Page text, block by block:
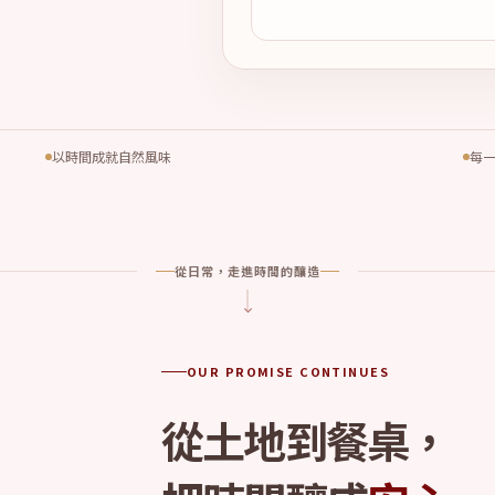
以時間成就自然風味 每
從日常，走進時間的釀造
OUR PROMISE CONTINUES
從土地到餐桌，